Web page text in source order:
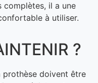
complètes, il a une
à utiliser.
?
prothèse doivent être